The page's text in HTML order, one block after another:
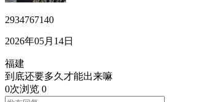
2934767140
2026年05月14日
福建
到底还要多久才能出来嘛
0次浏览 0